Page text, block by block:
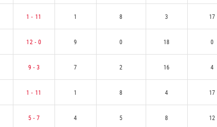
1 - 11 1 8 3 17
12 - 0 9 0 18 0
9 - 3 7 2 16 4
1 - 11 1 8 4 17
5 - 7 4 5 8 12